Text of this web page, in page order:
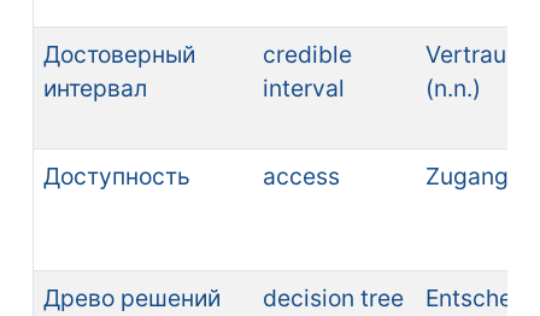
Достоверный
интервал
credible
interval
(n.n.)
Доступность access Zugang
Древо решений decision tree